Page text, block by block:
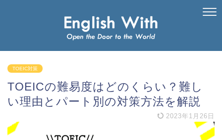
TOEIC対策
TOEICの難易度はどのくらい？難し
い理由とパート別の対策方法を解説
2023年1月26日